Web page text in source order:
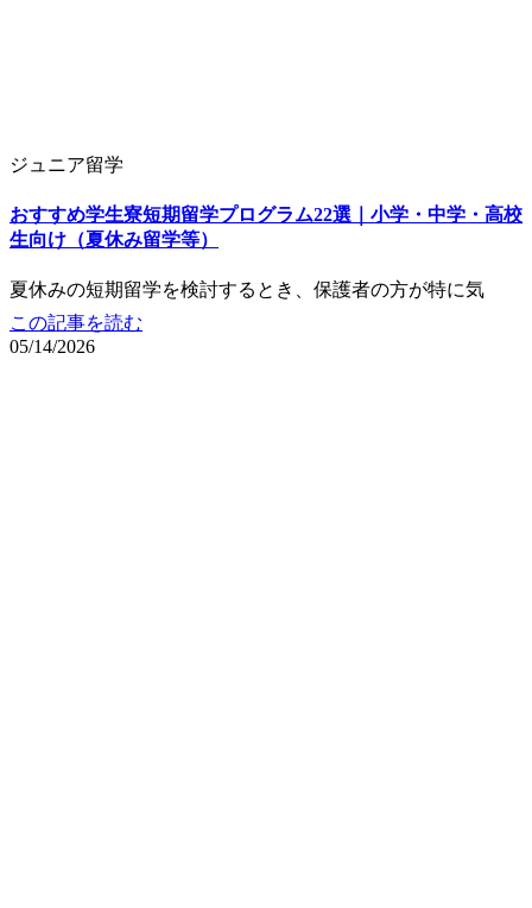
ジュニア留学
おすすめ学生寮短期留学プログラム22選｜小学・中学・高校
生向け（夏休み留学等）
夏休みの短期留学を検討するとき、保護者の方が特に気
この記事を読む
05/14/2026